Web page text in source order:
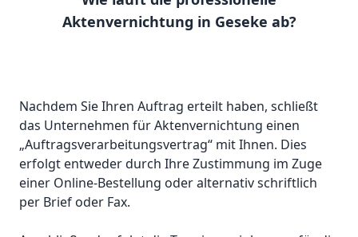
Aktenvernichtung in Geseke ab?
Nachdem Sie Ihren Auftrag erteilt haben, schließt
das Unternehmen für Aktenvernichtung einen
„Auftragsverarbeitungsvertrag“ mit Ihnen. Dies
erfolgt entweder durch Ihre Zustimmung im Zuge
einer Online-Bestellung oder alternativ schriftlich
per Brief oder Fax.